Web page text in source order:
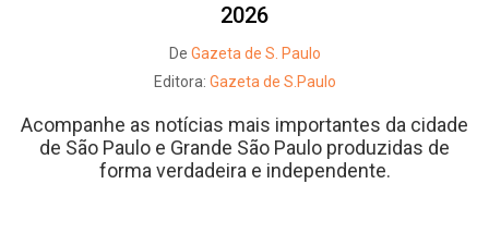
2026
De Gazeta de S. Paulo
Editora: Gazeta de S.Paulo
Acompanhe as notícias mais importantes da cidade
de São Paulo e Grande São Paulo produzidas de
forma verdadeira e independente.